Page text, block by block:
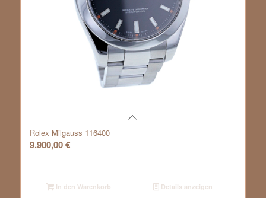
Rolex Milgauss 116400
9.900,00€
In den Warenkorb Details anzeigen